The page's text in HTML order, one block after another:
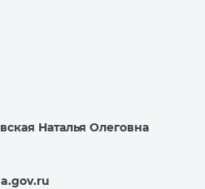
Наталья Олеговна